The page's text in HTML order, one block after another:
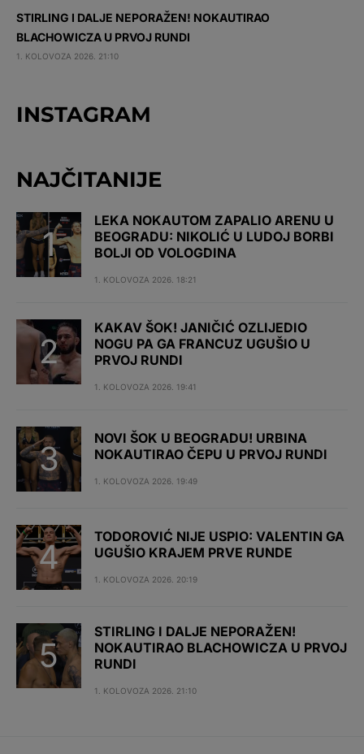
STIRLING I DALJE NEPORAŽEN! NOKAUTIRAO
BLACHOWICZA U PRVOJ RUNDI
1. KOLOVOZA 2026. 21:10
INSTAGRAM
NAJČITANIJE
LEKA NOKAUTOM ZAPALIO ARENU U
BEOGRADU: NIKOLIĆ U LUDOJ BORBI
BOLJI OD VOLOGDINA
1. KOLOVOZA 2026. 18:21
KAKAV ŠOK! JANIČIĆ OZLIJEDIO
NOGU PA GA FRANCUZ UGUŠIO U
PRVOJ RUNDI
1. KOLOVOZA 2026. 19:41
NOVI ŠOK U BEOGRADU! URBINA
NOKAUTIRAO ČEPU U PRVOJ RUNDI
1. KOLOVOZA 2026. 19:49
TODOROVIĆ NIJE USPIO: VALENTIN GA
UGUŠIO KRAJEM PRVE RUNDE
1. KOLOVOZA 2026. 20:19
STIRLING I DALJE NEPORAŽEN!
NOKAUTIRAO BLACHOWICZA U PRVOJ
RUNDI
1. KOLOVOZA 2026. 21:10